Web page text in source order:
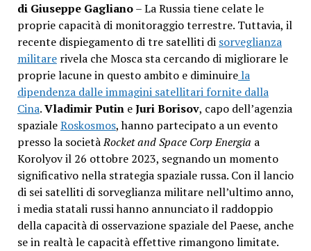
di Giuseppe Gagliano– La Russia tiene celate le
proprie capacità di monitoraggio terrestre. Tuttavia, il
recente dispiegamento di tre satelliti di sorveglianza
militarerivela che Mosca sta cercando di migliorare le
proprie lacune in questo ambito e diminuirela
dipendenza dalle immagini satellitari fornite dalla
Cina.Vladimir PutineJuri Borisov, capo dell’agenzia
spazialeRoskosmos, hanno partecipato a un evento
presso la societàRocket and Space Corp Energia a
Korolyov il 26 ottobre 2023, segnando un momento
significativo nella strategia spaziale russa. Con il lancio
di sei satelliti di sorveglianza militare nell’ultimo anno,
i media statali russi hanno annunciato il raddoppio
della capacità di osservazione spaziale del Paese, anche
se in realtà le capacità effettive rimangono limitate.